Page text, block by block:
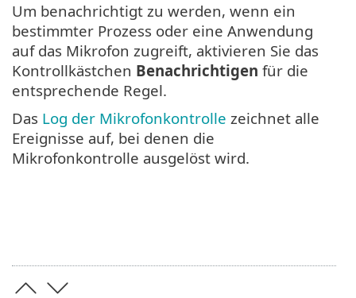
Um benachrichtigt zu werden, wenn ein
bestimmter Prozess oder eine Anwendung
auf das Mikrofon zugreift, aktivieren Sie das
Kontrollkästchen Benachrichtigen für die
entsprechende Regel.
Das Log der Mikrofonkontrolle zeichnet alle
Ereignisse auf, bei denen die
Mikrofonkontrolle ausgelöst wird.